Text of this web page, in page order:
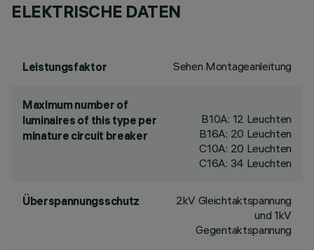
ELEKTRISCHE DATEN
Leistungsfaktor Sehen Montageanleitung
Maximum number of
luminaires of this type per
minature circuit breaker
B10A: 12 Leuchten
B16A: 20 Leuchten
C10A: 20 Leuchten
C16A: 34 Leuchten
Überspannungsschutz
2kV Gleichtaktspannung
und 1kV
Gegentaktspannung